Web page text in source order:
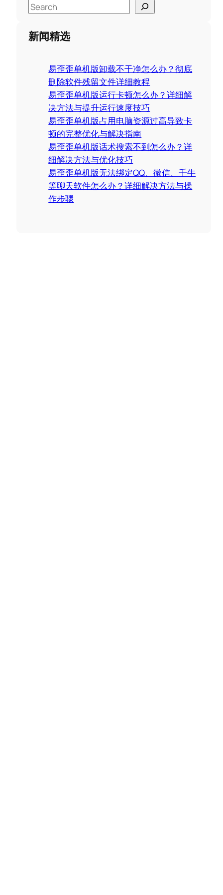
S
e
a
r
新闻精选
易歪歪单机版卸载不干净怎么办？彻底
删除软件残留文件详细教程
易歪歪单机版运行卡顿怎么办？详细解
决方法与提升运行速度技巧
易歪歪单机版占用电脑资源过高导致卡
顿的完整优化与解决指南
易歪歪单机版话术搜索不到怎么办？详
细解决方法与优化技巧
易歪歪单机版无法绑定QQ、微信、千牛
等聊天软件怎么办？详细解决方法与操
作步骤